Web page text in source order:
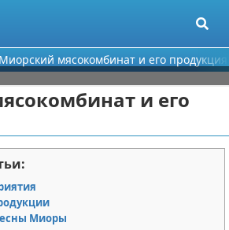
Миорский мясокомбинат и его продукция
и его
Миоры